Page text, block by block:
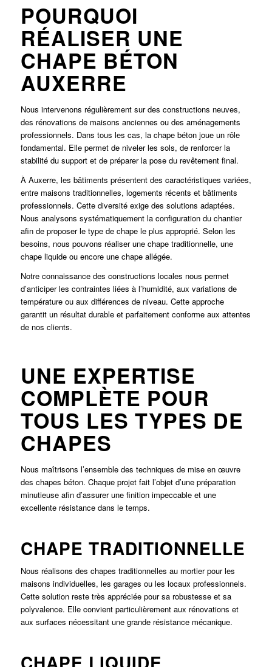
POURQUOI
RÉALISER UNE
CHAPE BÉTON
AUXERRE
Nous intervenons régulièrement sur des constructions neuves,
des rénovations de maisons anciennes ou des aménagements
professionnels. Dans tous les cas, la chape béton joue un rôle
fondamental. Elle permet de niveler les sols, de renforcer la
stabilité du support et de préparer la pose du revêtement final.
À Auxerre, les bâtiments présentent des caractéristiques variées,
entre maisons traditionnelles, logements récents et bâtiments
professionnels. Cette diversité exige des solutions adaptées.
Nous analysons systématiquement la configuration du chantier
afin de proposer le type de chape le plus approprié. Selon les
besoins, nous pouvons réaliser une chape traditionnelle, une
chape liquide ou encore une chape allégée.
Notre connaissance des constructions locales nous permet
d’anticiper les contraintes liées à l’humidité, aux variations de
température ou aux différences de niveau. Cette approche
garantit un résultat durable et parfaitement conforme aux attentes
de nos clients.
UNE EXPERTISE
COMPLÈTE POUR
TOUS LES TYPES DE
CHAPES
Nous maîtrisons l’ensemble des techniques de mise en œuvre
des chapes béton. Chaque projet fait l’objet d’une préparation
minutieuse afin d’assurer une finition impeccable et une
excellente résistance dans le temps.
CHAPE TRADITIONNELLE
Nous réalisons des chapes traditionnelles au mortier pour les
maisons individuelles, les garages ou les locaux professionnels.
Cette solution reste très appréciée pour sa robustesse et sa
polyvalence. Elle convient particulièrement aux rénovations et
aux surfaces nécessitant une grande résistance mécanique.